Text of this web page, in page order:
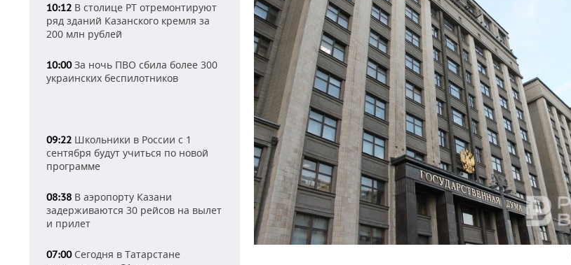
10:12 В столице РТ отремонтируют
ряд зданий Казанского кремля за
200 млн рублей
10:00За ночь ПВО сбила более 300
украинских беспилотников
09:22 Школьники в России с 1
сентября будут учиться по новой
программе
08:38 В аэропорту Казани
задерживаются 30 рейсов на вылет
и прилет
07:00Сегодня в Татарстане